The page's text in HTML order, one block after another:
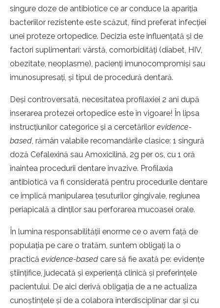
singure doze de antibiotice ce ar conduce la apariţia
bacteriilor rezistente este scăzut, fiind preferat infecţiei
unei proteze ortopedice. Decizia este influenţată şi de
factori suplimentari: vârstă, comorbidităţi (diabet, HIV,
obezitate, neoplasme), pacienţi imunocompromişi sau
imunosupresaţi, şi tipul de procedură dentară.
Deşi controversată, necesitatea profilaxiei 2 ani după
inserarea protezei ortopedice este în vigoare! În lipsa
instrucţiunilor categorice şi a cercetărilor evidence-
based , rămân valabile recomandările clasice: 1 singură
doză Cefalexină sau Amoxicilină, 2g per os, cu 1 oră
înaintea procedurii dentare invazive. Profilaxia
antibiotică va fi considerată pentru procedurile dentare
ce implică manipularea ţesuturilor gingivale, regiunea
periapicală a dinţilor sau perforarea mucoasei orale.
În lumina responsabilităţii enorme ce o avem faţă de
populaţia pe care o tratăm, suntem obligaţi la o
practică evidence-based care să fie axată pe: evidenţe
ştiinţifice, judecată şi experienţă clinică şi preferinţele
pacientului. De aici derivă obligaţia de a ne actualiza
cunoştinţele şi de a colabora interdisciplinar dar şi cu